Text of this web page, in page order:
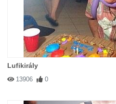
Lufikirály
13906 0